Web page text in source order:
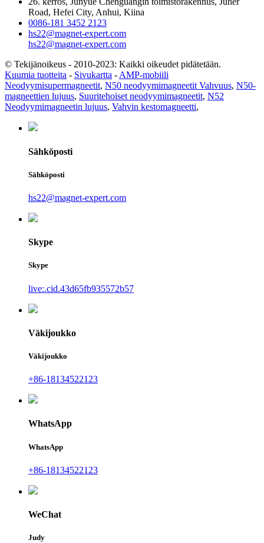
Road, Hefei City, Anhui, Kiina
0086-181 3452 2123
hs22@magnet-expert.com
hs22@magnet-expert.com
© Tekijänoikeus - 2010-2023: Kaikki oikeudet pidätetään.
Kuumia tuotteita - Sivukartta - AMP-mobiili
Neodyymisupermagneetit, N50 neodyymimagneetit Vahvuus, N50-
magneettien lujuus, Suuritehoiset neodyymimagneetit, N52
Neodyymimagneetin lujuus, Vahvin kestomagneetti,
Sähköposti
Sähköposti
hs22@magnet-expert.com
Skype
Skype
live:.cid.43d65fb935572b57
Väkijoukko
Väkijoukko
+86-18134522123
WhatsApp
WhatsApp
+86-18134522123
WeChat
Judy